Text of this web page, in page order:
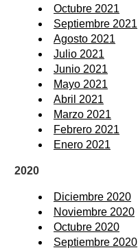
Octubre 2021
Septiembre 2021
Agosto 2021
Julio 2021
Junio 2021
Mayo 2021
Abril 2021
Marzo 2021
Febrero 2021
Enero 2021
2020
Diciembre 2020
Noviembre 2020
Octubre 2020
Septiembre 2020